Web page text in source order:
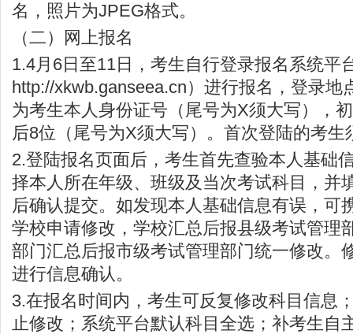
名，照片为JPEG格式。
（二）网上报名
1.4月6日至11日，考生自行登录报名系统平
http://xkwb.ganseea.cn）进行报名，登录地
为考生本人身份证号（尾号为X须大写），
后8位（尾号为X须大写）。首次登陆的考生
2.登陆报名页面后，考生首先查验本人基础
择本人所在年级、班级及当次考试科目，并
后确认提交。如发现本人基础信息有误，可
学校申请修改，学校汇总后报县级考试管理
部门汇总后报市级考试管理部门统一修改。
进行信息确认。
3.在报名时间内，考生可反复修改科目信息
止修改；系统平台默认科目全选；补考生自